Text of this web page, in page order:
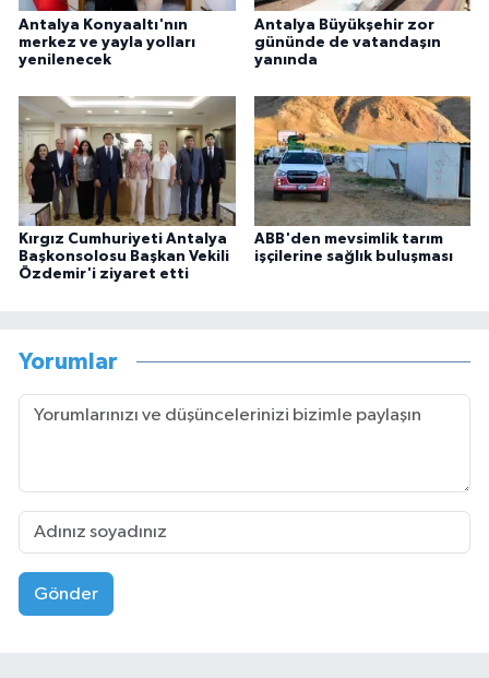
Antalya Konyaaltı'nın
merkez ve yayla yolları
yenilenecek
Antalya Büyükşehir zor
gününde de vatandaşın
yanında
Kırgız Cumhuriyeti Antalya
Başkonsolosu Başkan Vekili
Özdemir'i ziyaret etti
ABB'den mevsimlik tarım
işçilerine sağlık buluşması
Yorumlar
Gönder